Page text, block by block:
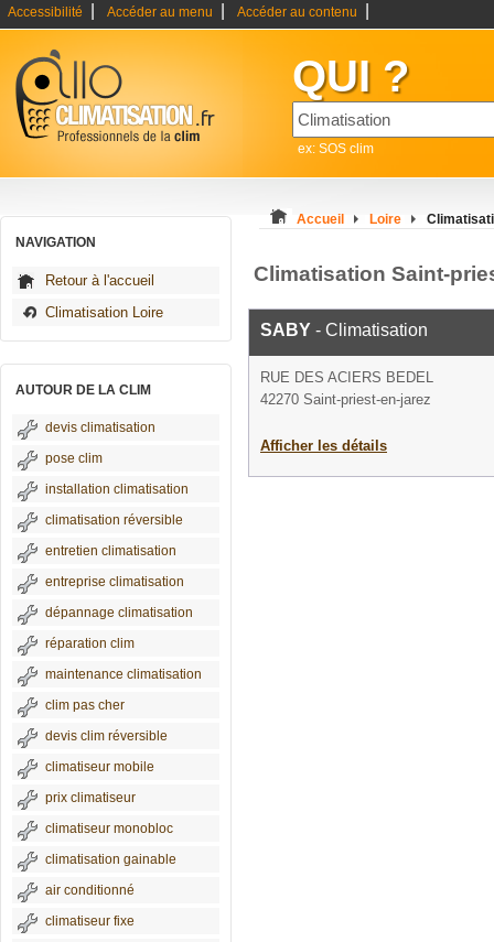
Accessibilité Accéder au menu Accéder au contenu
QUI ?
ex: SOS clim
NAVIGATION
Retour à l'accueil
Climatisation Loire
AUTOUR DE LA CLIM
devis climatisation
pose clim
installation climatisation
climatisation réversible
entretien climatisation
entreprise climatisation
dépannage climatisation
réparation clim
maintenance climatisation
clim pas cher
devis clim réversible
climatiseur mobile
prix climatiseur
climatiseur monobloc
climatisation gainable
air conditionné
climatiseur fixe
Accueil Loire
Climatisation Saint-
SABY - Climatisation
RUE DES ACIERS BEDEL
42270 Saint-priest-en-jarez
Afficher les détails